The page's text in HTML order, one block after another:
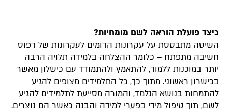
כיצד פועלת הוראה לשם מומחיות?
השיטה מתבססת על עקרונות הדומים לעקרונות של דפוס
חשיבה מתפתח – כלומר ההצלחה בלמידה תלויה הרבה
יותר במוכנות ללמוד, להתאמץ ולהתמודד עם כישלון מאשר
בכישרון ראשוני. מתוך כך, כל התלמידים מצופים להגיע
להתמחות בנושא הנלמד, והמורה מסייעת לתלמידים להגיע
לשם, תוך טיפול מידי בפערי למידה והבנה כאשר הם נוצרים.